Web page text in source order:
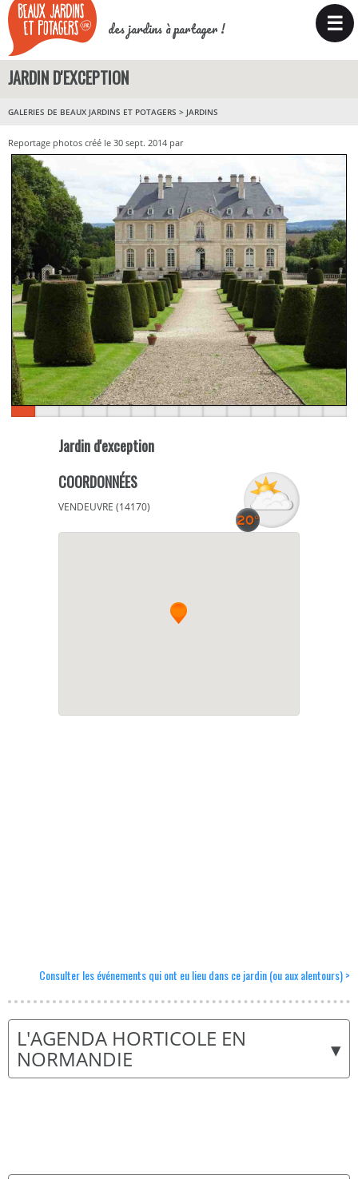
des jardins à partager ! ☰
JARDIN D'EXCEPTION
GALERIES DE BEAUX JARDINS ET POTAGERS > JARDINS
Reportage photos créé le 30 sept. 2014 par
Jardin d'exception
COORDONNÉES
VENDEUVRE (14170)
Consulter les événements qui ont eu lieu dans ce jardin (ou aux alentours) >
▾
L'AGENDA HORTICOLE EN
NORMANDIE